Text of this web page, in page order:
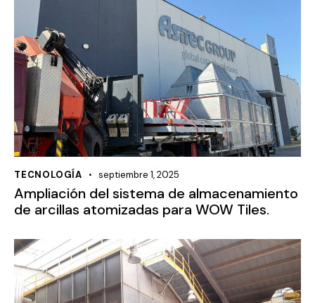
TECNOLOGÍA septiembre 1, 2025
Ampliación del sistema de almacenamiento
de arcillas atomizadas para WOW Tiles.